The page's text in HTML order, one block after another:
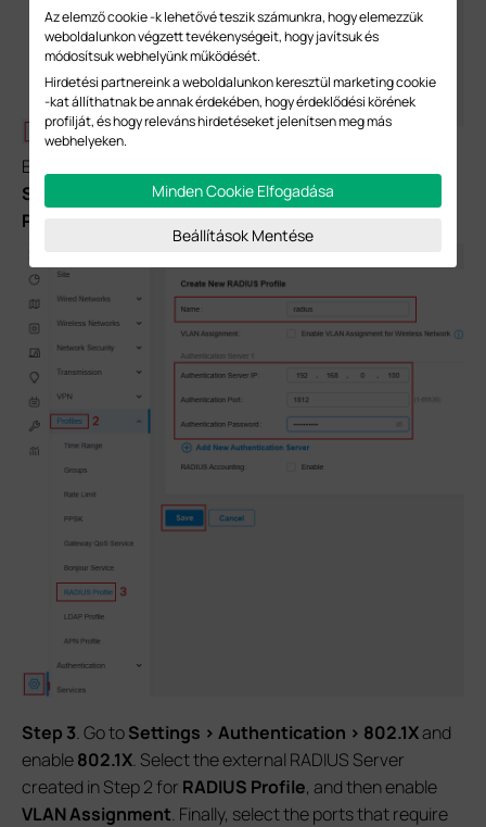
Enter the RADIUS Profile's
Server IP
Authentication Port, andAuthentication
Password
Step 3. Go toSettings > Authentication > 802.1Xand
enable802.1X. Select the external RADIUS Server
created in Step 2 for RADIUS Profile, and then enable
VLAN Assignment. Finally, select the ports that require
Az elemző cookie -k lehetővé teszik számunkra, hogy elemezzük
weboldalunkon végzett tevékenységeit, hogy javítsuk és
módosítsuk webhelyünk működését.
Hirdetési partnereink a weboldalunkon keresztül marketing cookie
-kat állíthatnak be annak érdekében, hogy érdeklődési körének
profilját, és hogy releváns hirdetéseket jelenítsen meg más
webhelyeken.
Minden Cookie Elfogadása
Beállítások Mentése